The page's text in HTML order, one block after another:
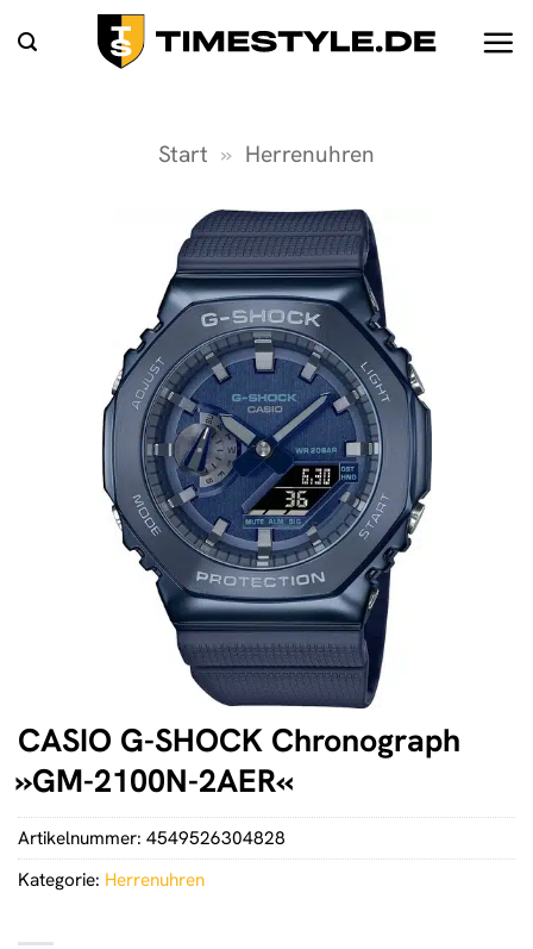
Inhalt
Start » Herrenuhren
CASIO G-SHOCK Chronograph
»GM-2100N-2AER«
Artikelnummer: 4549526304828
Kategorie: Herrenuhren